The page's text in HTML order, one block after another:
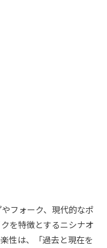
フォーク、現代的なポ
を特徴とするニシナオ
性は、「過去と現在を